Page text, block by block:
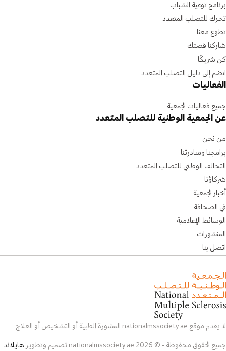
برنامج توعية الشباب
تحرك للتصلب المتعدد
تطوع معنا
شاركنا قصتك
كن شريكًا
انضم إلى دليل التصلب المتعدد
الفعاليات
جميع فعاليات الجمعية
عن الجمعية الوطنية للتصلب المتعدد
من نحن
برامجنا ومبادرتنا
التحالف الوطني للتصلب المتعدد
شركاؤنا
أخبار الجمعية
في الصحافة
الوسائط الإعلامية
المنشورات
اتصل بنا
لا يقدم موقع nationalmssociety.ae المشورة الطبية أو التشخيص أو العلاج.
جميع الحقوق محفوظة - © 2026 nationalmssociety.ae تصميم وتطوير هايلاند